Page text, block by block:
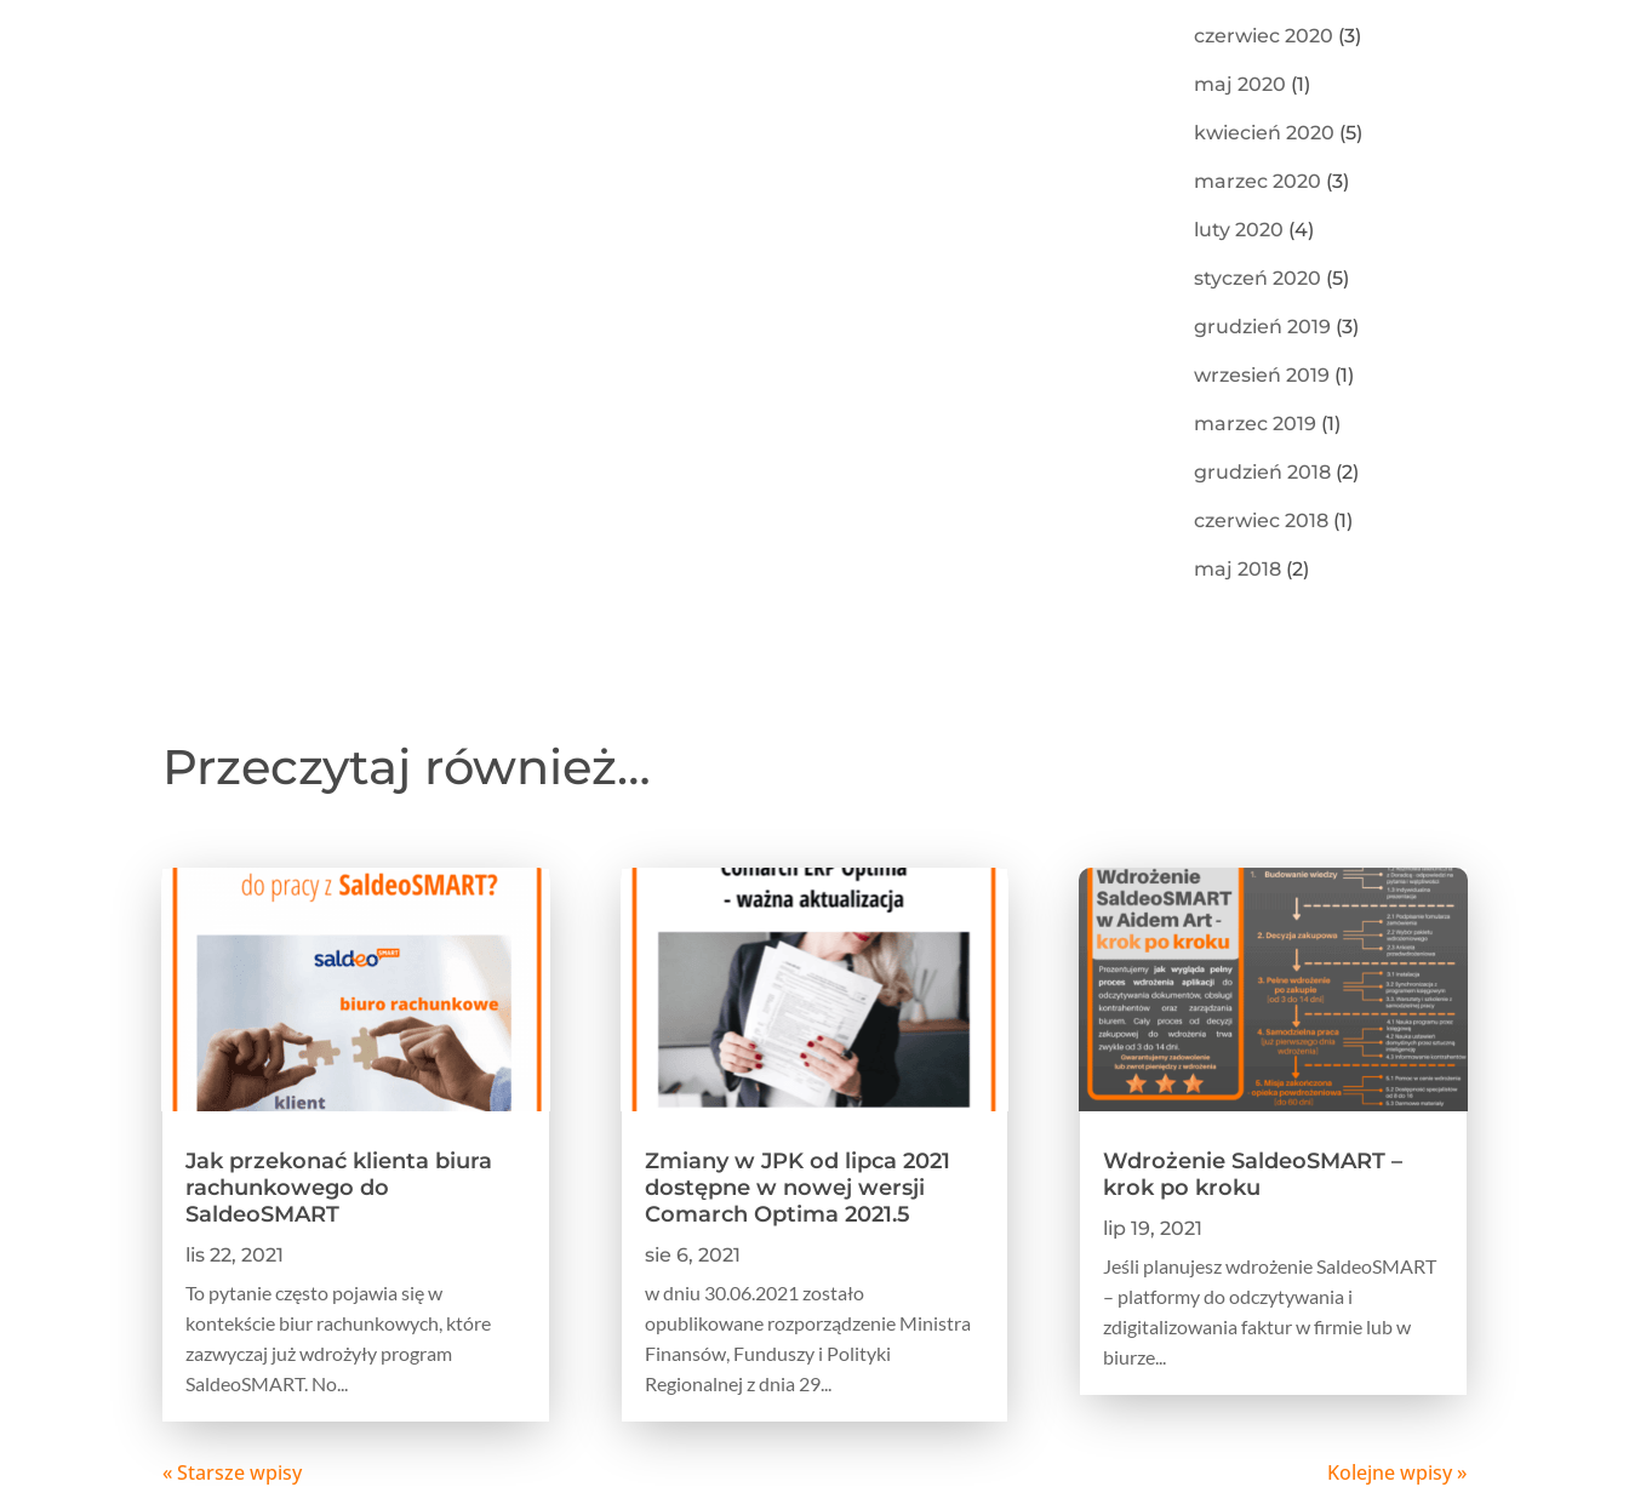
czerwiec 2020 (3)
maj 2020 (1)
kwiecień 2020 (5)
marzec 2020 (3)
luty 2020 (4)
styczeń 2020 (5)
grudzień 2019 (3)
wrzesień 2019 (1)
marzec 2019 (1)
grudzień 2018 (2)
czerwiec 2018 (1)
maj 2018 (2)
Przeczytaj również…
Jak przekonać klienta biura
rachunkowego do
SaldeoSMART
lis 22, 2021
To pytanie często pojawia się w
kontekście biur rachunkowych, które
zazwyczaj już wdrożyły program
SaldeoSMART. No...
Zmiany w JPK od lipca 2021
dostępne w nowej wersji
Comarch Optima 2021.5
sie 6, 2021
w dniu 30.06.2021 zostało
opublikowane rozporządzenie Ministra
Finansów, Funduszy i Polityki
Regionalnej z dnia 29...
Wdrożenie SaldeoSMART –
krok po kroku
lip 19, 2021
Jeśli planujesz wdrożenie SaldeoSMART
– platformy do odczytywania i
zdigitalizowania faktur w firmie lub w
biurze...
« Starsze wpisy Kolejne wpisy »